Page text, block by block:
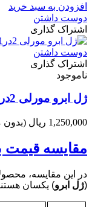
افزودن به سبد خرید
دوست داشتن
اشتراک گذاری
دوست داشتن
اشتراک گذاری
ناموجود
ژل ابرو مورلی 2در1
1,250,000 ریال (بدون
مقایسه قیمت
در این مقایسه،
(ژل ابرو) یکسان